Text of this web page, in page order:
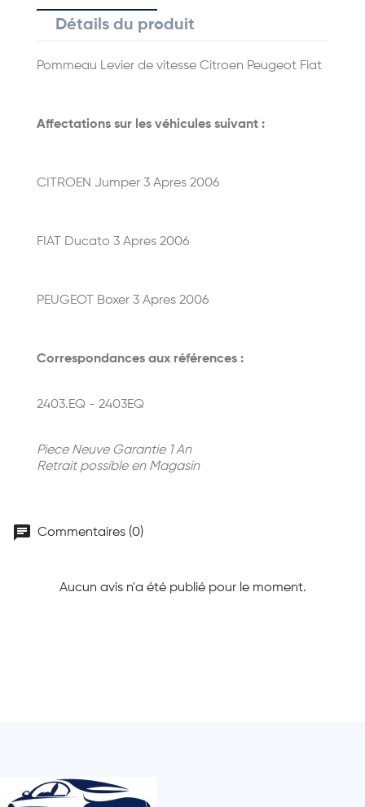
Détails du produit
Pommeau Levier de vitesse Citroen Peugeot Fiat
Affectations sur les véhicules suivant :
CITROEN Jumper 3 Apres 2006
FIAT Ducato 3 Apres 2006
PEUGEOT Boxer 3 Apres 2006
Correspondances aux références :
2403.EQ - 2403EQ
Piece Neuve Garantie 1 An
Retrait possible en Magasin
chat Commentaires (0)
Aucun avis n'a été publié pour le moment.